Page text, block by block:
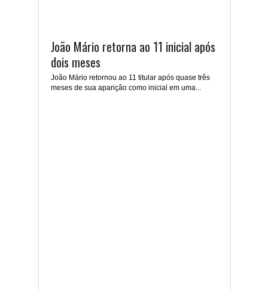
João Mário retorna ao 11 inicial após
dois meses
João Mário retornou ao 11 titular após quase três
meses de sua aparição como inicial em uma...